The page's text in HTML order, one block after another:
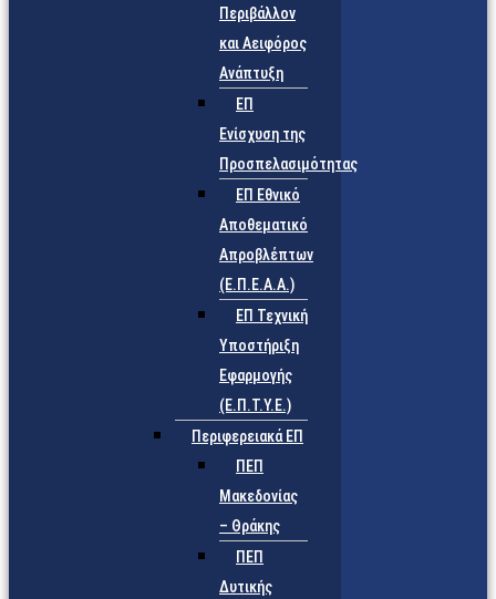
Περιβάλλον
και Αειφόρος
Ανάπτυξη
ΕΠ
Ενίσχυση της
Προσπελασιμότητας
ΕΠ Εθνικό
Αποθεματικό
Απροβλέπτων
(Ε.Π.Ε.Α.Α.)
ΕΠ Τεχνική
Υποστήριξη
Εφαρμογής
(Ε.Π.Τ.Υ.Ε.)
Περιφερειακά ΕΠ
ΠΕΠ
Μακεδονίας
– Θράκης
ΠΕΠ
Δυτικής